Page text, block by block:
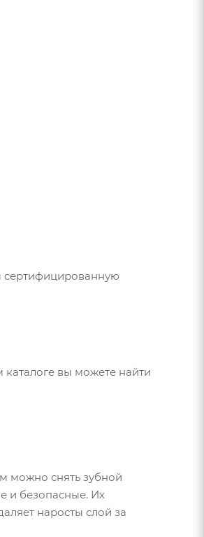
сертифицированную
вы можете найти
можно снять зубной
и безопасные. Их
наросты слой за